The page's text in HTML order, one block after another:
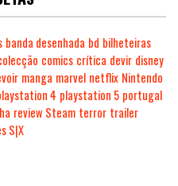
banda desenhada bd bilheteiras
comics crítica devir disney
manga marvel netflix Nintendo
4 playstation 5 portugal
review Steam terror trailer
S|X